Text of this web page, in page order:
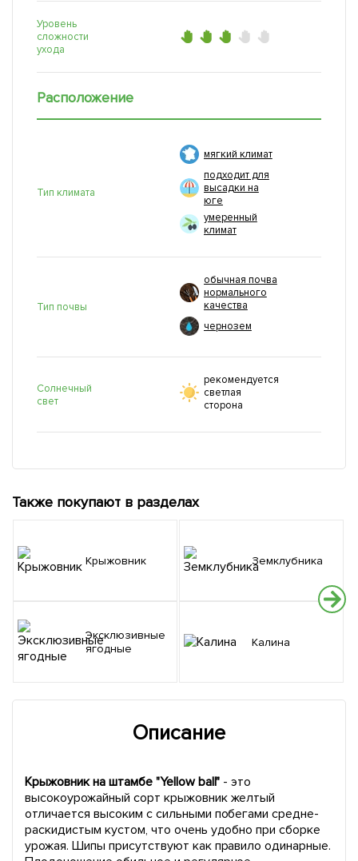
Уровень
сложности
ухода
Расположение
Тип климата
мягкий климат
подходит для
высадки на
юге
умеренный
климат
Тип почвы
обычная почва
нормального
качества
чернозем
Солнечный
свет
рекомендуется
светлая
сторона
Также покупают в разделах
Крыжовник
Эксклюзивные
ягодные
Земклубника
Калина
Описание
Крыжовник на штамбе "Yellow ball" - это
высокоурожайный сорт крыжовник желтый
отличается высоким с сильными побегами средне-
раскидистым кустом, что очень удобно при сборке
урожая. Шипы присутствуют как правило одинарные.